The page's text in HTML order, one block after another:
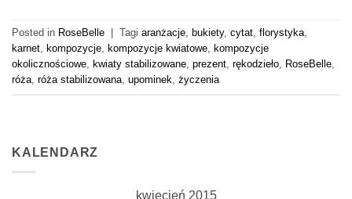
Posted in RoseBelle Tagi aranżacje, bukiety, cytat, florystyka,
karnet, kompozycje, kompozycje kwiatowe, kompozycje
okolicznościowe, kwiaty stabilizowane, prezent, rękodzieło, RoseBelle,
róża, róża stabilizowana, upominek, życzenia
KALENDARZ
kwiecień 2015